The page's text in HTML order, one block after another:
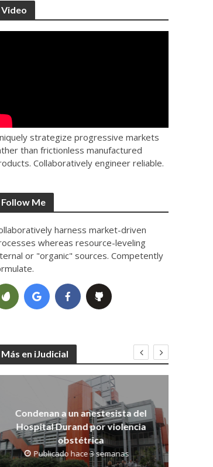
Video
strategize progressive markets
than frictionless manufactured
Collaboratively engineer reliable.
Follow Me
harness market-driven
whereas resource-leveling
or "organic" sources. Competently
Más en iJudicial
Condenan a un anestesista del
Hospital Durand por violencia
obstétrica
Publicado hace 3 semanas